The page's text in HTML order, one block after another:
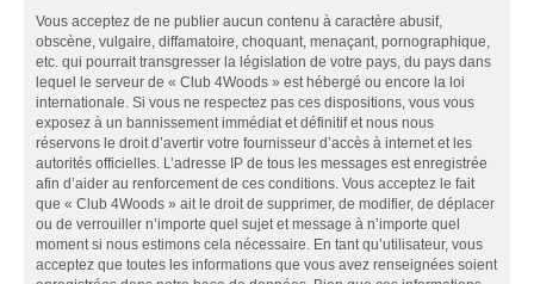
Vous acceptez de ne publier aucun contenu à caractère abusif,
obscène, vulgaire, diffamatoire, choquant, menaçant, pornographique,
etc. qui pourrait transgresser la législation de votre pays, du pays dans
lequel le serveur de « Club 4Woods » est hébergé ou encore la loi
internationale. Si vous ne respectez pas ces dispositions, vous vous
exposez à un bannissement immédiat et définitif et nous nous
réservons le droit d’avertir votre fournisseur d’accès à internet et les
autorités officielles. L’adresse IP de tous les messages est enregistrée
afin d’aider au renforcement de ces conditions. Vous acceptez le fait
que « Club 4Woods » ait le droit de supprimer, de modifier, de déplacer
ou de verrouiller n’importe quel sujet et message à n’importe quel
moment si nous estimons cela nécessaire. En tant qu’utilisateur, vous
acceptez que toutes les informations que vous avez renseignées soient